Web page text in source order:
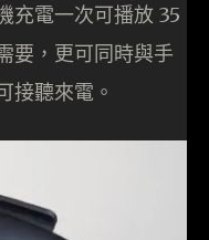
充電一次可播放 35
要，更可同時與手
接聽來電。